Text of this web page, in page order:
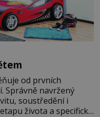
od prvních
Správně navržený
soustředění i
života a specifické